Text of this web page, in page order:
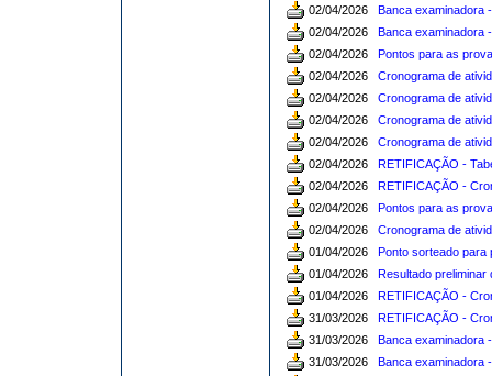
02/04/2026
Banca examinadora
02/04/2026
Banca examinadora
02/04/2026
Pontos para as
02/04/2026
Cronograma de
02/04/2026
Cronograma de
02/04/2026
Cronograma de
02/04/2026
Cronograma de
02/04/2026
RETIFICAÇÃO -
02/04/2026
RETIFICAÇÃO -
02/04/2026
Pontos para as
02/04/2026
Cronograma de
01/04/2026
Ponto sorteado para
01/04/2026
Resultado preliminar
01/04/2026
RETIFICAÇÃO -
31/03/2026
RETIFICAÇÃO -
31/03/2026
Banca examinadora
31/03/2026
Banca examinadora